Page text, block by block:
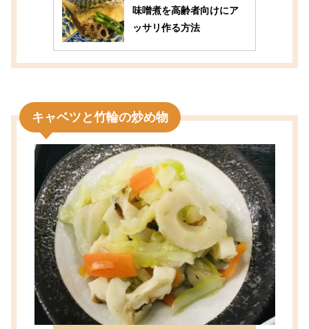
味噌煮を高齢者向けにア
ッサリ作る方法
キャベツと竹輪の炒め物